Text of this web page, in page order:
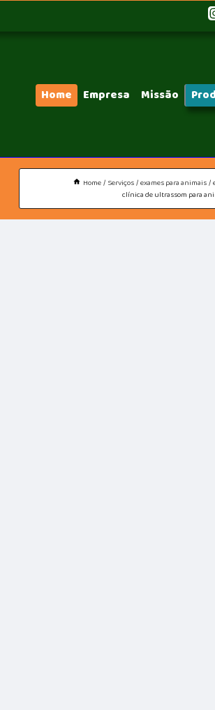
Home Empresa Missão
Home Serviços exames para animais
clínica de ultrassom para